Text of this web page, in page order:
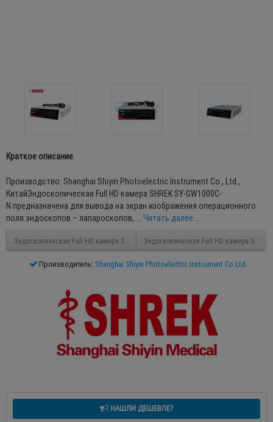
Краткое описание
Производство: Shanghai Shiyin Photoelectric Instrument Co., Ltd.,
КитайЭндоскопическая Full HD камера SHREK SY-GW1000C-
N предназначена для вывода на экран изображения операционного
поля эндоскопов – лапароскопов, ... Читать далее...
Эндоскопическая Full HD камера SHREK SY-GW1000CЭндоскопическая Full HD камера SHREK
Производитель: Shanghai Shiyin Photoelectric Instrument Co Ltd
НАШЛИ ДЕШЕВЛЕ?